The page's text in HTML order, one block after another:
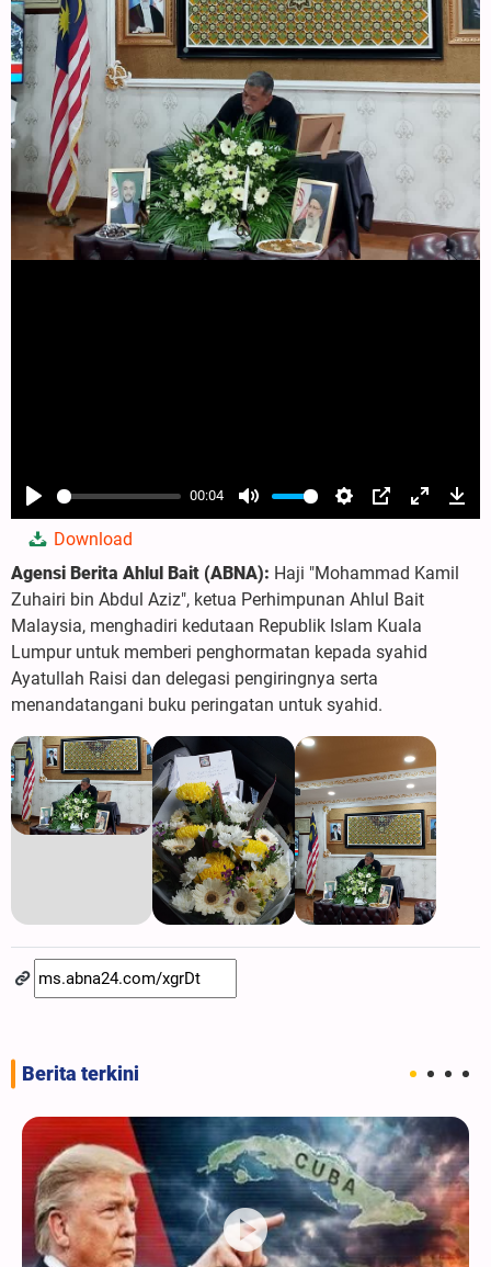
Play
00:04
Mute Settings
PIP Enter
Download
Agensi Berita Ahlul Bait (ABNA): Haji "Mohammad Kamil
Zuhairi bin Abdul Aziz", ketua Perhimpunan Ahlul Bait
Malaysia, menghadiri kedutaan Republik Islam Kuala
Lumpur untuk memberi penghormatan kepada syahid
Ayatullah Raisi dan delegasi pengiringnya serta
menandatangani buku peringatan untuk syahid.
Berita terkini